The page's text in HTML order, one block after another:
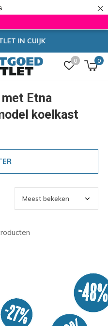
×
0 0
Zeer hoge korting
Etna
koelkast